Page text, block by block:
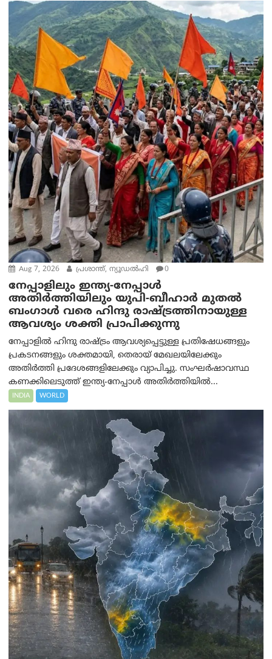
Aug 7, 2026 പ്രശാന്ത്, ന്യൂഡല്‍ഹി 0
നേപ്പാളിലും ഇന്ത്യ-നേപ്പാൾ
അതിർത്തിയിലും യുപി-ബീഹാർ മുതൽ
ബംഗാൾ വരെ ഹിന്ദു രാഷ്ട്രത്തിനായുള്ള
ആവശ്യം ശക്തി പ്രാപിക്കുന്നു
നേപ്പാളിൽ ഹിന്ദു രാഷ്ട്രം ആവശ്യപ്പെട്ടുള്ള പ്രതിഷേധങ്ങളും
പ്രകടനങ്ങളും ശക്തമായി, തെരായ് മേഖലയിലേക്കും
അതിർത്തി പ്രദേശങ്ങളിലേക്കും വ്യാപിച്ചു. സംഘർഷാവസ്ഥ
കണക്കിലെടുത്ത് ഇന്ത്യ-നേപ്പാൾ അതിർത്തിയിൽ...
INDIA WORLD